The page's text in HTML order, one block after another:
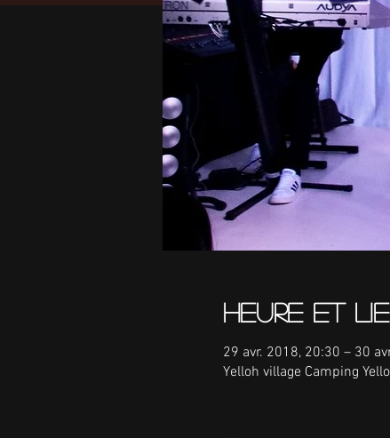
Heure et
29 avr. 2018, 20:30 – 30
Yelloh village Camping